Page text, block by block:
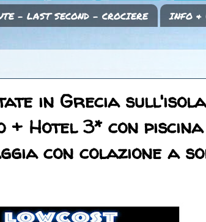
- LAST SECOND - CROCIERE INFO &
in Grecia
Hotel 3* con
con colazione a